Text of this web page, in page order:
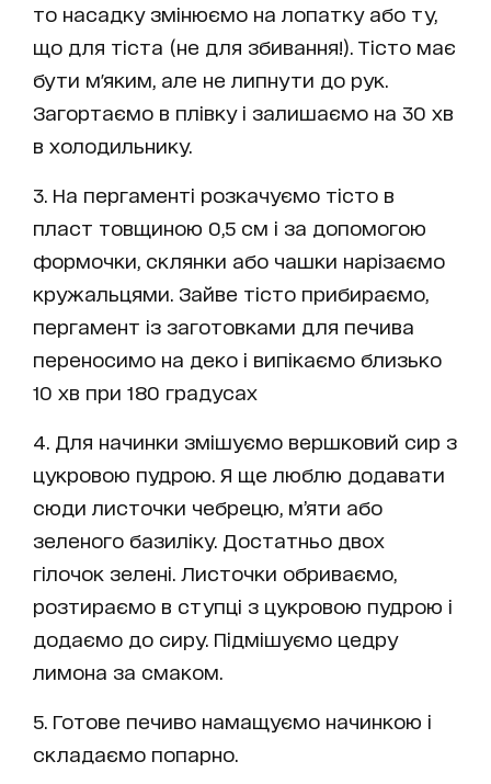
то насадку змінюємо на лопатку або ту,
що для тіста (не для збивання!). Тісто має
бути м'яким, але не липнути до рук.
Загортаємо в плівку і залишаємо на 30 хв
в холодильнику.
3. На пергаменті розкачуємо тісто в
пласт товщиною 0,5 см і за допомогою
формочки, склянки або чашки нарізаємо
кружальцями. Зайве тісто прибираємо,
пергамент із заготовками для печива
переносимо на деко і випікаємо близько
10 хв при 180 градусах
4. Для начинки змішуємо вершковий сир з
цукровою пудрою. Я ще люблю додавати
сюди листочки чебрецю, м’яти або
зеленого базиліку. Достатньо двох
гілочок зелені. Листочки обриваємо,
розтираємо в ступці з цукровою пудрою і
додаємо до сиру. Підмішуємо цедру
лимона за смаком.
5. Готове печиво намащуємо начинкою і
складаємо попарно.